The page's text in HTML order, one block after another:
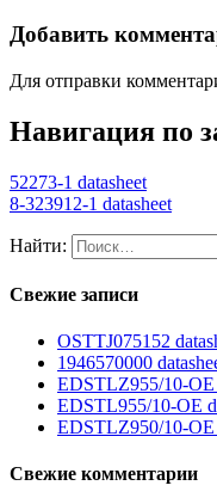
Добавить
Для отправки
Навигация по
52273-1 datasheet
8-323912-1 datasheet
Найти:
Свежие записи
OSTTJ075152
1946570000
EDSTLZ955/10-OE
EDSTL955/10-OE
EDSTLZ950/10-OE
Свежие комментарии